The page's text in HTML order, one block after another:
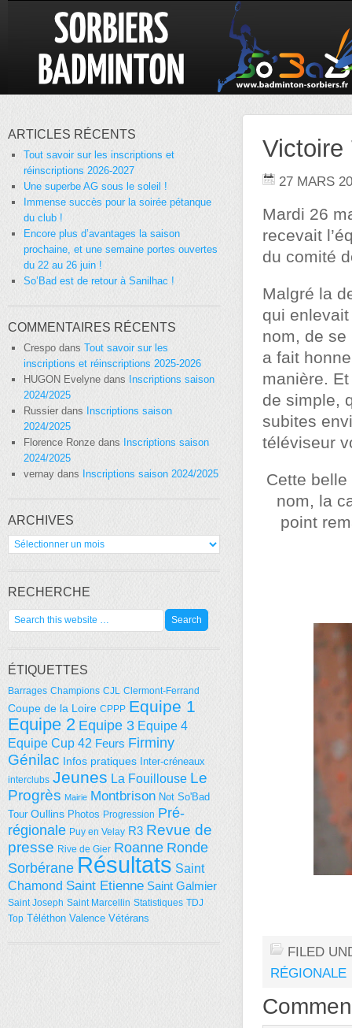
Victoire
27 MARS
Mardi 26
recevait
du comité
Malgré la
qui
nom, de
a fait
manière.
de simple,
subites
téléviseur
Cette
nom, la
point
FILED
RÉGIONALE
ARTICLES RÉCENTS
Tout savoir sur les inscriptions et
réinscriptions 2026-2027
Une superbe AG sous le soleil !
Immense succès pour la soirée pétanque
du club !
Encore plus d’avantages la saison
prochaine, et une semaine portes ouvertes
du 22 au 26 juin !
So’Bad est de retour à Sanilhac !
COMMENTAIRES RÉCENTS
Crespo dans Tout savoir sur les
inscriptions et réinscriptions 2025-2026
HUGON Evelyne dans Inscriptions saison
2024/2025
Russierdans Inscriptions saison
2024/2025
Florence Ronze dans Inscriptions saison
2024/2025
vernay dans Inscriptions saison 2024/2025
ARCHIVES
Archives
RECHERCHE
ÉTIQUETTES
Barrages Champions CJL Clermont-Ferrand
Coupe de la Loire CPPP Equipe 1
Equipe 2 Equipe 3 Equipe 4
Equipe Cup 42 Feurs Firminy
Génilac Infos pratiques Inter-créneaux
interclubs Jeunes La Fouillouse Le
Progrès Mairie Montbrison Not So'Bad
Tour Oullins Photos Progression Pré-
régionale Puy en Velay R3 Revue de
presse Rive de Gier Roanne Ronde
Sorbérane Résultats Saint
Chamond Saint Etienne Saint Galmier
Saint Joseph Saint Marcellin Statistiques TDJ
Top Téléthon Valence Vétérans